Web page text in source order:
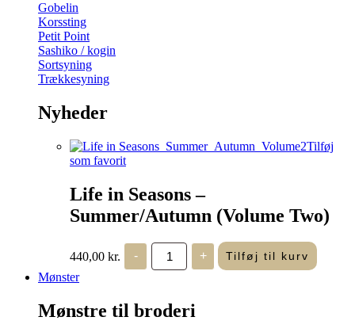
Gobelin
Korssting
Petit Point
Sashiko / kogin
Sortsyning
Trækkesyning
Nyheder
Tilføj
som favorit
Life in Seasons –
Summer/Autumn (Volume Two)
440,00 kr. -
Life
Seasons
(Volume
+ Tilføj til kurv
Mønster
Mønstre til broderi